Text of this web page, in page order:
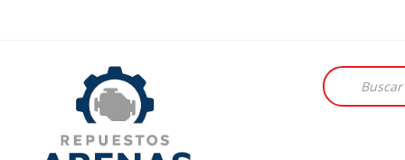
Búsqueda
de
productos